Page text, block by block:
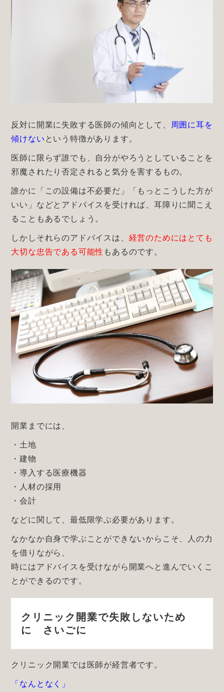
反対に開業に失敗する医師の傾向として、
周囲に耳を
傾けない という特徴があります。
医師に限らず誰でも、自分がやろうとしていることを
邪魔されたり否定されると気分を害するもの。
誰かに「この設備は不必要だ」「もっとこうした方が
いい」などとアドバイスを受ければ、耳障りに聞こえ
ることもあるでしょう。
しかしそれらのアドバイスは、 経営のためにはとても
大切な忠告である可能性 もあるのです。
開業までには、
・土地
・建物
・導入する医療機器
・人材の採用
・会計
などに関して、最低限学ぶ必要があります。
なかなか自身で学ぶことができないからこそ、人の力
を借りながら、
時にはアドバイスを受けながら開業へと進んでいくこ
とができるのです。
クリニック開業で失敗しないため
に さいごに
クリニック開業では医師が経営者です。
「なんとなく」